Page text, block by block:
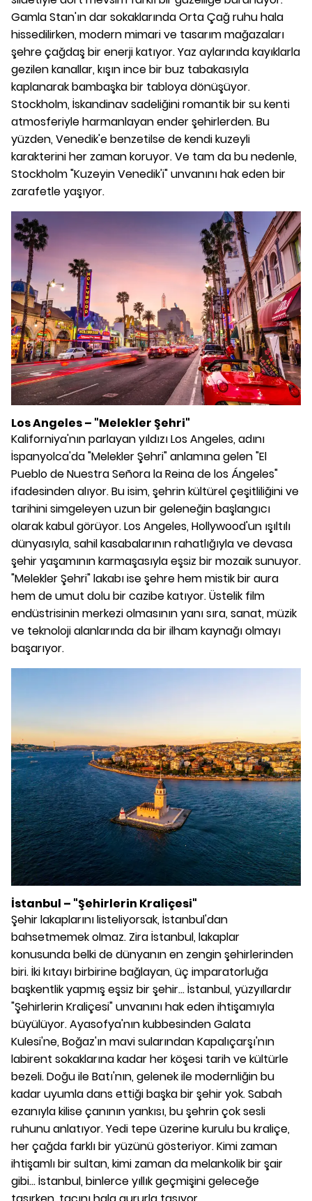
Gamla Stan'ın dar sokaklarında Orta Çağ ruhu hala
hissedilirken, modern mimari ve tasarım mağazaları
şehre çağdaş bir enerji katıyor. Yaz aylarında kayıklarla
gezilen kanallar, kışın ince bir buz tabakasıyla
kaplanarak bambaşka bir tabloya dönüşüyor.
Stockholm, İskandinav sadeliğini romantik bir su kenti
atmosferiyle harmanlayan ender şehirlerden. Bu
yüzden, Venedik'e benzetilse de kendi kuzeyli
karakterini her zaman koruyor. Ve tam da bu nedenle,
Stockholm "Kuzeyin Venedik'i" unvanını hak eden bir
zarafetle yaşıyor.
Los Angeles – "Melekler Şehri"
Kaliforniya'nın parlayan yıldızı Los Angeles, adını
İspanyolca'da "Melekler Şehri" anlamına gelen "El
Pueblo de Nuestra Señora la Reina de los Ángeles"
ifadesinden alıyor. Bu isim, şehrin kültürel çeşitliliğini ve
tarihini simgeleyen uzun bir geleneğin başlangıcı
olarak kabul görüyor. Los Angeles, Hollywood'un ışıltılı
dünyasıyla, sahil kasabalarının rahatlığıyla ve devasa
şehir yaşamının karmaşasıyla eşsiz bir mozaik sunuyor.
"Melekler Şehri" lakabı ise şehre hem mistik bir aura
hem de umut dolu bir cazibe katıyor. Üstelik film
endüstrisinin merkezi olmasının yanı sıra, sanat, müzik
ve teknoloji alanlarında da bir ilham kaynağı olmayı
başarıyor.
İstanbul – "Şehirlerin Kraliçesi"
Şehir lakaplarını listeliyorsak, İstanbul'dan
bahsetmemek olmaz. Zira İstanbul, lakaplar
konusunda belki de dünyanın en zengin şehirlerinden
biri. İki kıtayı birbirine bağlayan, üç imparatorluğa
başkentlik yapmış eşsiz bir şehir... İstanbul, yüzyıllardır
"Şehirlerin Kraliçesi" unvanını hak eden ihtişamıyla
büyülüyor. Ayasofya'nın kubbesinden Galata
Kulesi'ne, Boğaz'ın mavi sularından Kapalıçarşı'nın
labirent sokaklarına kadar her köşesi tarih ve kültürle
bezeli. Doğu ile Batı'nın, gelenek ile modernliğin bu
kadar uyumla dans ettiği başka bir şehir yok. Sabah
ezanıyla kilise çanının yankısı, bu şehrin çok sesli
ruhunu anlatıyor. Yedi tepe üzerine kurulu bu kraliçe,
her çağda farklı bir yüzünü gösteriyor. Kimi zaman
ihtişamlı bir sultan, kimi zaman da melankolik bir şair
gibi... İstanbul, binlerce yıllık geçmişini geleceğe